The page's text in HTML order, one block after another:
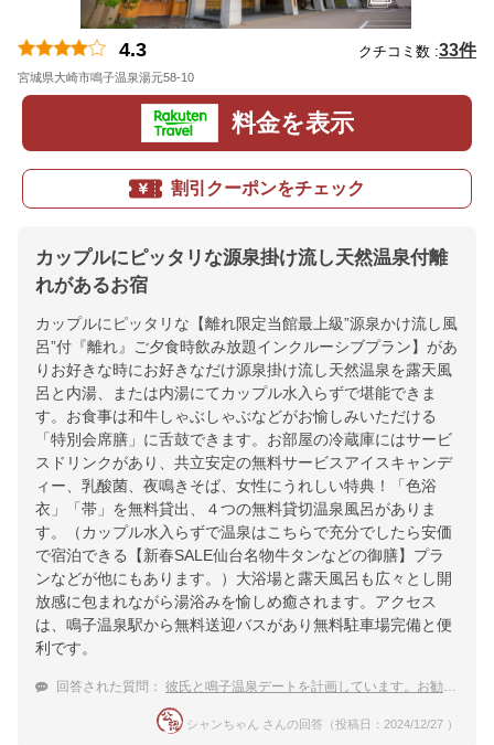
4.3 クチコミ数 :33件
宮城県大崎市鳴子温泉湯元58-10
料金を表示
割引クーポンをチェック
カップルにピッタリな源泉掛け流し天然温泉付離
れがあるお宿
カップルにピッタリな【離れ限定当館最上級”源泉かけ流し風
呂”付『離れ』ご夕食時飲み放題インクルーシブプラン】があ
りお好きな時にお好きなだけ源泉掛け流し天然温泉を露天風
呂と内湯、または内湯にてカップル水入らずで堪能できま
す。お食事は和牛しゃぶしゃぶなどがお愉しみいただける
「特別会席膳」に舌鼓できます。お部屋の冷蔵庫にはサービ
スドリンクがあり、共立安定の無料サービスアイスキャンデ
ィー、乳酸菌、夜鳴きそば、女性にうれしい特典！「色浴
衣」「帯」を無料貸出、４つの無料貸切温泉風呂がありま
す。（カップル水入らずで温泉はこちらで充分でしたら安価
で宿泊できる【新春SALE仙台名物牛タンなどの御膳】プラ
ンなどが他にもあります。）大浴場と露天風呂も広々とし開
放感に包まれながら湯浴みを愉しめ癒されます。アクセス
は、鳴子温泉駅から無料送迎バスがあり無料駐車場完備と便
利です。
回答された質問： 彼氏と鳴子温泉デートを計画しています。お勧めの宿はありますか？
シャンちゃん さんの回答（投稿日：2024/12/27 ）